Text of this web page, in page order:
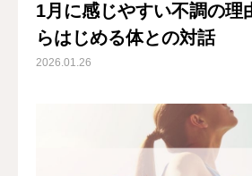
1月に感じやすい不調の理
らはじめる体との対話
2026.01.26
ホーム